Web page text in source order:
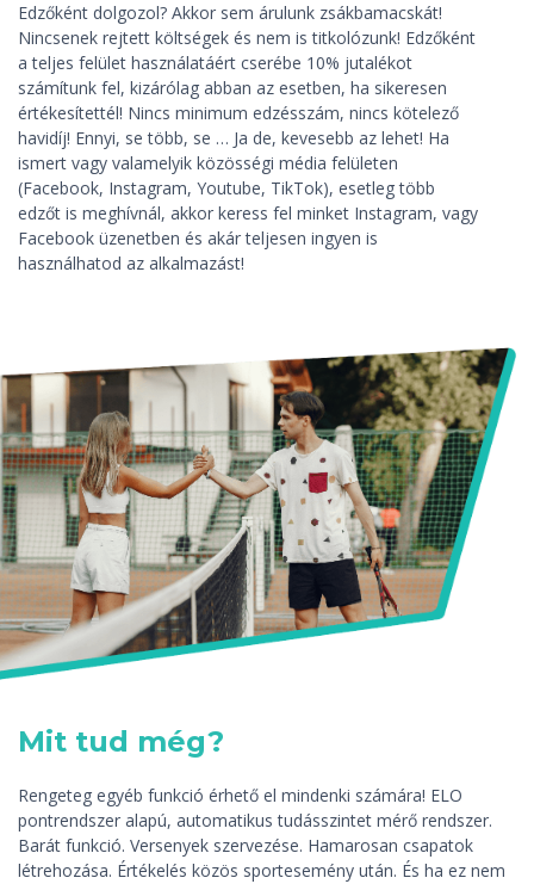
Edzőként dolgozol? Akkor sem árulunk zsákbamacskát!
Nincsenek rejtett költségek és nem is titkolózunk! Edzőként
a teljes felület használatáért cserébe 10% jutalékot
számítunk fel, kizárólag abban az esetben, ha sikeresen
értékesítettél! Nincs minimum edzésszám, nincs kötelező
havidíj! Ennyi, se több, se … Ja de, kevesebb az lehet! Ha
ismert vagy valamelyik közösségi média felületen
(Facebook, Instagram, Youtube, TikTok), esetleg több
edzőt is meghívnál, akkor keress fel minket Instagram, vagy
Facebook üzenetben és akár teljesen ingyen is
használhatod az alkalmazást!
Mit tud még?
Rengeteg egyéb funkció érhető el mindenki számára! ELO
pontrendszer alapú, automatikus tudásszintet mérő rendszer.
Barát funkció. Versenyek szervezése. Hamarosan csapatok
létrehozása. Értékelés közös sportesemény után. És ha ez nem